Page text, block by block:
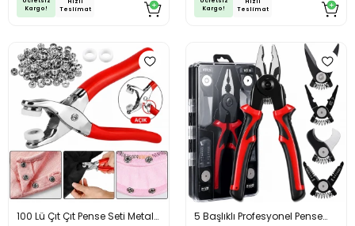
Kargo!
Teslimat
Kargo!
Teslimat
100 Lü Çıt Çıt Pense Seti Metal
5 Başlıklı Profesyonel Pense